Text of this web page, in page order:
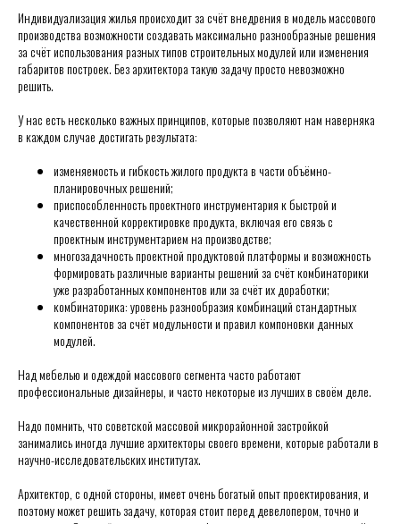
Индивидуализация жилья происходит за счёт внедрения в модель массового
производства возможности создавать максимально разнообразные решения
за счёт использования разных типов строительных модулей или изменения
габаритов построек. Без архитектора такую задачу просто невозможно
решить.
У нас есть несколько важных принципов, которые позволяют нам наверняка
в каждом случае достигать результата:
изменяемость и гибкость жилого продукта в части объёмно-
планировочных решений;
приспособленность проектного инструментария к быстрой и
качественной корректировке продукта, включая его связь с
проектным инструментарием на производстве;
многозадачность проектной продуктовой платформы и возможность
формировать различные варианты решений за счёт комбинаторики
уже разработанных компонентов или за счёт их доработки;
комбинаторика: уровень разнообразия комбинаций стандартных
компонентов за счёт модульности и правил компоновки данных
модулей.
Над мебелью и одеждой массового сегмента часто работают
профессиональные дизайнеры, и часто некоторые из лучших в своём деле.
Надо помнить, что советской массовой микрорайонной застройкой
занимались иногда лучшие архитекторы своего времени, которые работали в
научно-исследовательских институтах.
Архитектор, с одной стороны, имеет очень богатый опыт проектирования, и
поэтому может решить задачу, которая стоит перед девелопером, точно и